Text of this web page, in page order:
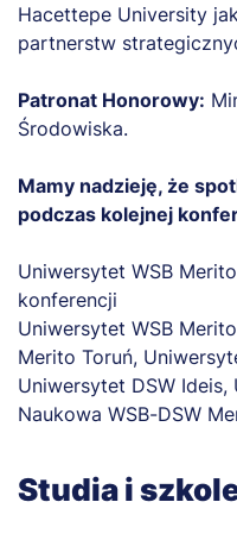
Hacettepe University
partnerstw
Patronat Honorowy:
Środowiska.
Mamy nadzieję, że
podczas kolejnej
Uniwersytet WSB
konferencji
Uniwersytet WSB
Merito Toruń,
Uniwersytet DSW
Naukowa WSB-DSW
Studia i